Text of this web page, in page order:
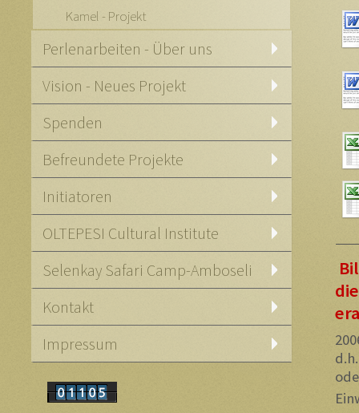
Kamel - Projekt
Perlenarbeiten - Über uns
Vision - Neues Projekt
Spenden
Befreundete Projekte
Initiatoren
OLTEPESI Cultural Institute
Selenkay Safari Camp-Amboseli
Kontakt
Impressum